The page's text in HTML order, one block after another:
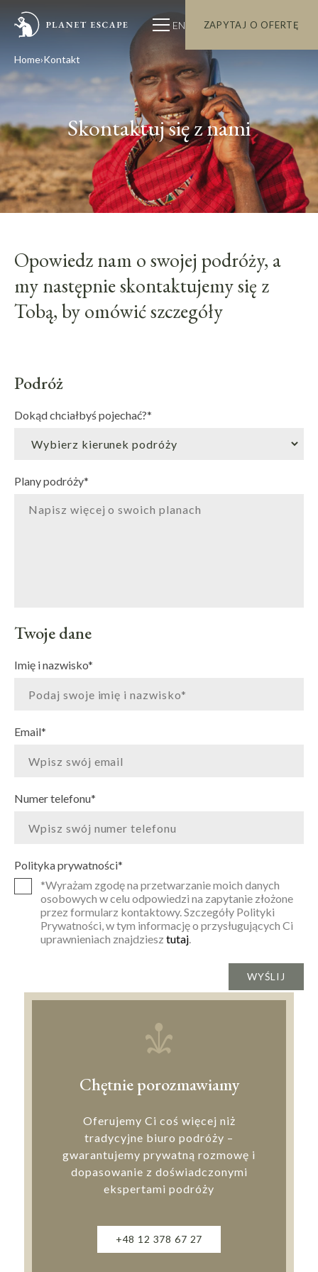
EN ZAPYTAJ O OFERTĘ
Home Kontakt
Skontaktuj się z nami
Opowiedz nam o swojej podróży, a
my następnie skontaktujemy się z
Tobą, by omówić szczegóły
Podróż
Dokąd chciałbyś pojechać?*
Plany podróży*
Twoje dane
Imię i nazwisko*
Email*
Numer telefonu*
Polityka prywatności*
*Wyrażam zgodę na przetwarzanie moich danych
osobowych w celu odpowiedzi na zapytanie złożone
przez formularz kontaktowy. Szczegóły Polityki
Prywatności, w tym informację o przysługujących Ci
uprawnieniach znajdziesz tutaj.
Chętnie porozmawiamy
Oferujemy Ci coś więcej niż
tradycyjne biuro podróży –
gwarantujemy prywatną rozmowę i
dopasowanie z doświadczonymi
ekspertami podróży
+48 12 378 67 27